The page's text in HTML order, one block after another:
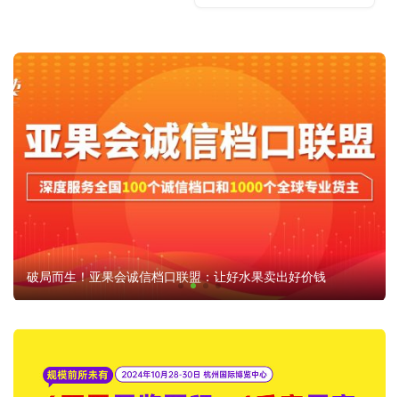
破局而生！亚果会诚信档口联盟：让好水果卖出好价钱